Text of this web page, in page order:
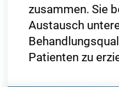
zusammen. Sie
Austausch
Patienten zu